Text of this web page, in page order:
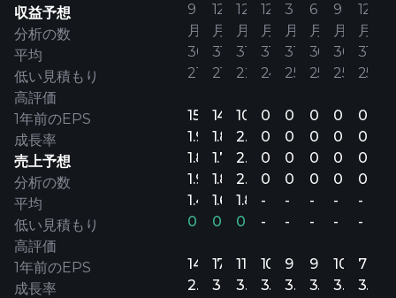
収益予想
分析の数
平均
低い見積もり
高評価
1年前のEPS
成長率
売上予想
分析の数
平均
低い見積もり
高評価
1年前のEPS
成長率
9
月
30’
21
15
1.92
1.86
1.99
1.45
0.32%
14
2.9B
12
月
31’
21
14
1.84
1.79
1.88
1.68
0.10%
17
3B
12
月
31’
22
10
2.08
2.01
2.17
1.84
0.13%
11
3.1B
12
月
31’
24
0
0
0
0
-
-
10
3.2B
3
月
31’
25
0
0
0
0
-
-
9
3.3B
6
月
30’
25
0
0
0
0
-
-
9
3.3B
9
月
30’
25
0
0
0
0
-
-
10
3.5B
12
月
31’
25
0
0
0
0
-
-
7
3.5B